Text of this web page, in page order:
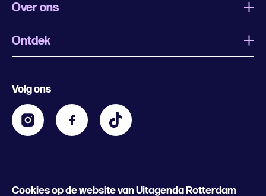
Cookies op de website van Uitagenda Rotterdam
Over ons
Wat is Uitagenda Rotterdam
Contact
Zakelijk
Ontdek
Kids
Volg ons